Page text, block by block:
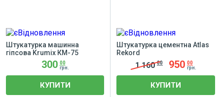
Штукатурка машинна
гіпсова Krumix КМ-75
300 00
грн.
КУПИТИ
Штукатурка цементна Atlas
Rekord
1 160 00 950 00
грн.
КУПИТИ